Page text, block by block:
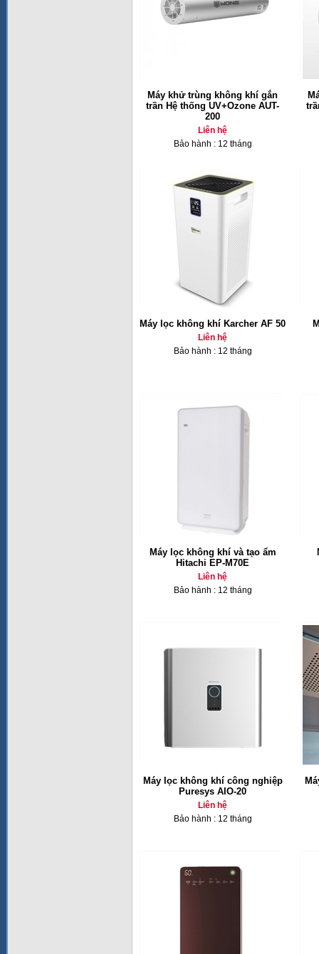
Máy khử trùng không khí gắn
trần Hệ thống UV+Ozone AUT-
200
Liên hệ
Bảo hành : 12 tháng
Máy lọc không khí Karcher AF 50
Liên hệ
Bảo hành : 12 tháng
Máy lọc không khí và tạo ẩm
Hitachi EP-M70E
Liên hệ
Bảo hành : 12 tháng
Máy lọc không khí công nghiệp
Puresys AIO-20
Liên hệ
Bảo hành : 12 tháng